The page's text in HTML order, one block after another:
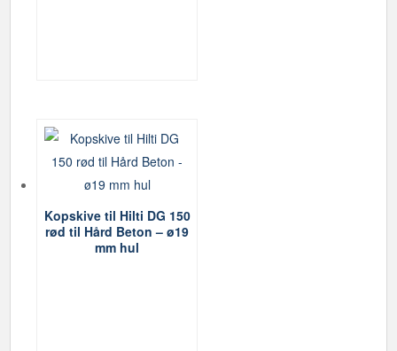
Kopskive til Hilti DG 150
rød til Hård Beton – ø19
mm hul